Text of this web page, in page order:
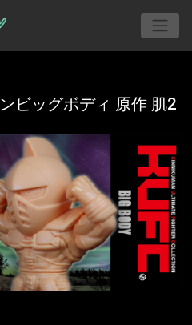
ビッグボディ 原作 肌2